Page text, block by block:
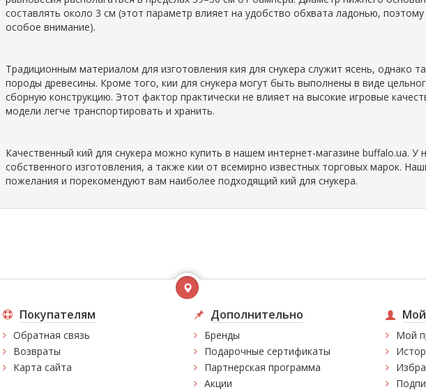
составлять около 3 см (этот параметр влияет на удобство обхвата ладонью,
особое внимание).
Традиционным материалом для изготовления кия для снукера служит ясень, однако
породы древесины. Кроме того, кии для снукера могут быть выполнены в виде
сборную конструкцию. Этот фактор практически не влияет на высокие игровые
модели легче транспортировать и хранить.
Качественный кий для снукера можно купить в нашем интернет-магазине buffalo.ua. У
собственного изготовления, а также кии от всемирно известных торговых марок.
пожелания и порекомендуют вам наиболее подходящий кий для снукера.
Покупателям
Обратная связь
Возвраты
Карта сайта
Дополнительно
Бренды
Подарочные сертификаты
Партнерская программа
Акции
Мой